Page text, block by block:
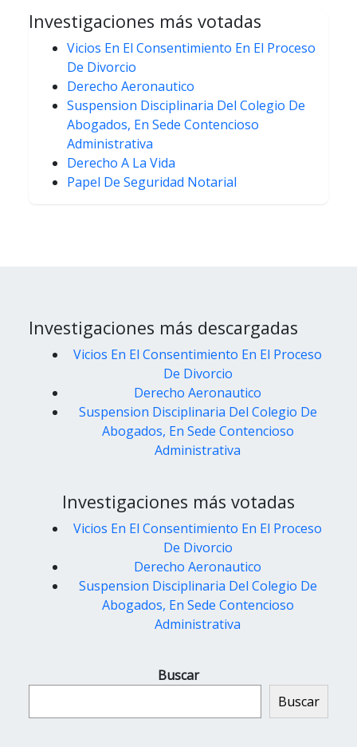
Investigaciones más votadas
Vicios En El Consentimiento En El Proceso
De Divorcio
Derecho Aeronautico
Suspension Disciplinaria Del Colegio De
Abogados, En Sede Contencioso
Administrativa
Derecho A La Vida
Papel De Seguridad Notarial
Investigaciones más descargadas
Vicios En El Consentimiento En El Proceso
De Divorcio
Derecho Aeronautico
Suspension Disciplinaria Del Colegio De
Abogados, En Sede Contencioso
Administrativa
Investigaciones más votadas
Vicios En El Consentimiento En El Proceso
De Divorcio
Derecho Aeronautico
Suspension Disciplinaria Del Colegio De
Abogados, En Sede Contencioso
Administrativa
Buscar
Buscar